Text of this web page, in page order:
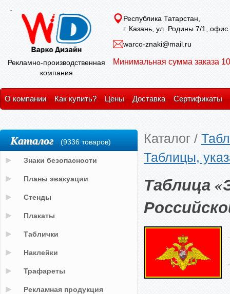
Рекламно-производственная
компания
Республика Татарстан,
г. Казань, ул. Родины 7/1, офис
warco-znaki@mail.ru
Минимальная сумма заказа
О компании Как купить? Цены Доставка Сертификаты
Каталог /
Таблицы,
Таблица
Каталог (9336 товаров)
Знаки безопасности
Планы эвакуации
Стенды
Плакаты
Таблички
Наклейки
Трафареты
Рекламная продукция